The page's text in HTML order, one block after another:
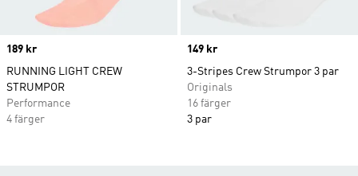
Price
189 kr
RUNNING LIGHT CREW
STRUMPOR
Performance
4 färger
Price
149 kr
3-Stripes Crew Strumpor 3 par
Originals
16 färger
3 par